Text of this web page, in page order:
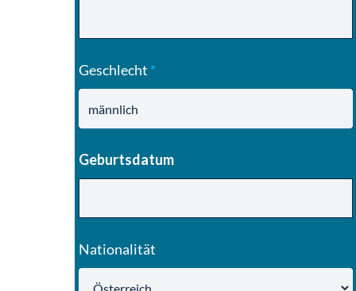
Geschlecht *
Geburtsdatum
Nationalität